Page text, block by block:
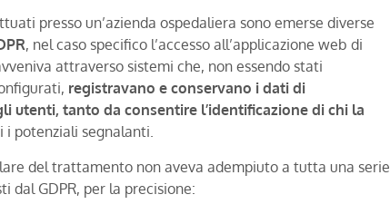
presso un’azienda ospedaliera sono emerse diverse
, nel caso specifico l’accesso all’applicazione web di
attraverso sistemi che, non essendo stati
registravano e conservano i dati di
utenti, tanto da consentire l’identificazione di chi la
i potenziali segnalanti.
del trattamento non aveva adempiuto a tutta una serie
dal GDPR, per la precisione: